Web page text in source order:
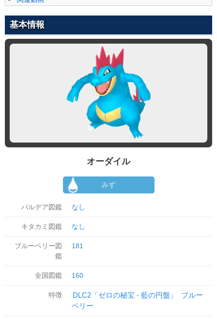
基本情報
オーダイル
みず
パルデア図鑑 なし
キタカミ図鑑 なし
ブルーベリー図
鑑
181
全国図鑑 160
特徴 DLC2「ゼロの秘宝 - 藍の円盤」
ブルー
ベリー